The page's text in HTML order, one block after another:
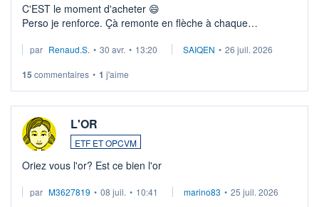
C'EST le moment d'acheter 😄​
Perso je renforce. Çà remonte en flèche à chaque
Investissement long terme tip top pour sa retraite.
par Renaud.S. • 30 avr. • 13:20 SAIQEN • 26 juil. 2026
15 commentaires • 1 j'aime
L'OR
ETF ET OPCVM
Oriez vous l'or? Est ce bien l'or
par M3627819 • 08 juil. • 10:41 marino83 • 25 juil. 2026